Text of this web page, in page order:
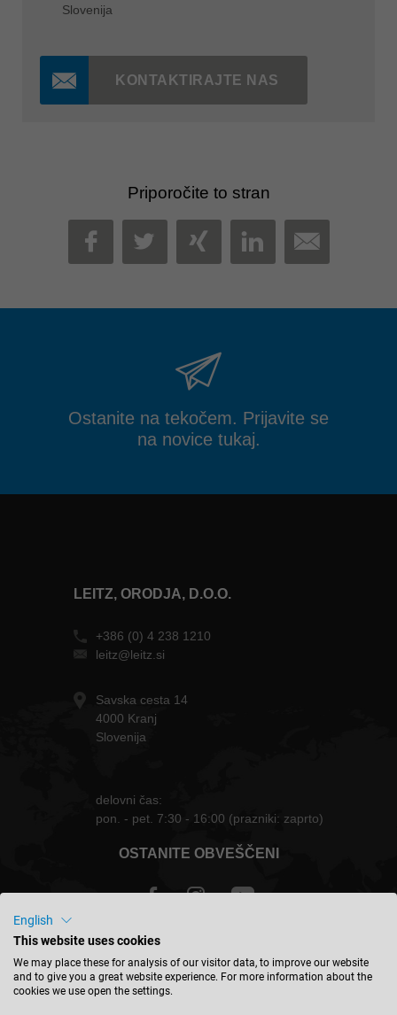
Slovenija
KONTAKTIRAJTE NAS
Priporočite to stran
FACEBOOK
TWITTER
XINGLINKEDIN
MAIL
Ostanite na tekočem. Prijavite se
na novice tukaj.
LEITZ, ORODJA, D.O.O.
+386 (0) 4 238 1210
leitz@leitz.si
Savska cesta 14
4000 Kranj
Slovenija
delovni čas:
pon. - pet. 7:30 - 16:00 (prazniki: zaprto)
OSTANITE OBVEŠČENI
Slovenija - slovenski
English
This website uses cookies
We may place these for analysis of our visitor data, to improve our website
and to give you a great website experience. For more information about the
cookies we use open the settings.